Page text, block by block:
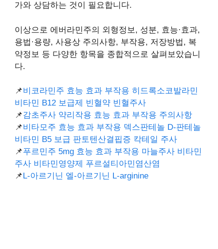
가와 상담하는 것이 필요합니다.
이상으로 에버라민주의 외형정보, 성분, 효능·효과,
용법·용량, 사용상 주의사항, 부작용, 저장방법, 복
약정보 등 다양한 항목을 종합적으로 살펴보았습니
다.
📌비코라민주 효능 효과 부작용 히드록소코발라민
비타민 B12 보급제 빈혈약 빈혈주사
📌감초주사 약리작용 효능 효과 부작용 주의사항
📌비타모주 효능 효과 부작용 덱스판테놀 D-판테놀
비타민 B5 보급 판토텐산결핍증 칵테일 주사
📌푸르민주 5mg 효능 효과 부작용 마늘주사 비타민
주사 비타민영양제 푸르설티아민염산염
📌 L-아르기닌 엘-아르기닌 L-arginine